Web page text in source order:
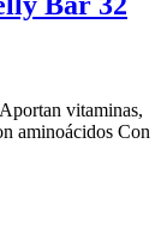
vitaminas,
aminoácidos Con